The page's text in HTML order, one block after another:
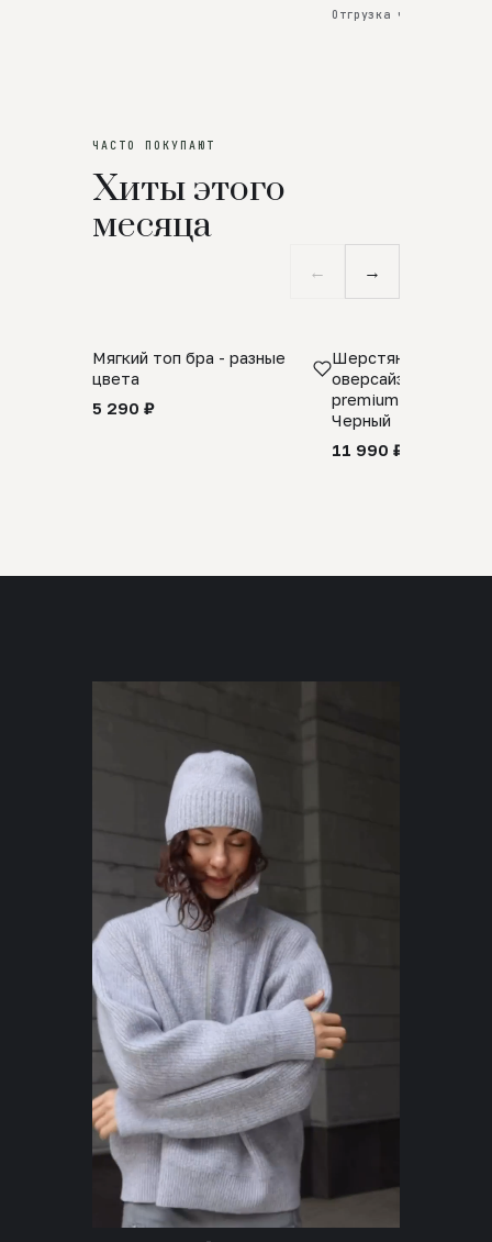
Отгрузка через 25 дней
ЧАСТО ПОКУПАЮТ
Хиты этого
месяца
← →
Мягкий топ бра - разные
цвета
5 290 ₽
Шерстяной свитер
оверсайз 100%
premium merino
Черный
11 990 ₽